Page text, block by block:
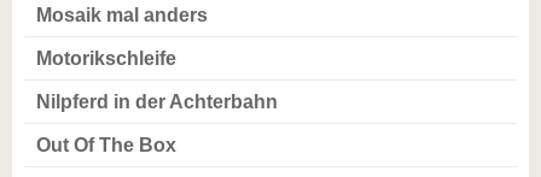
Mosaik mal anders
Motorikschleife
Nilpferd in der Achterbahn
Out Of The Box